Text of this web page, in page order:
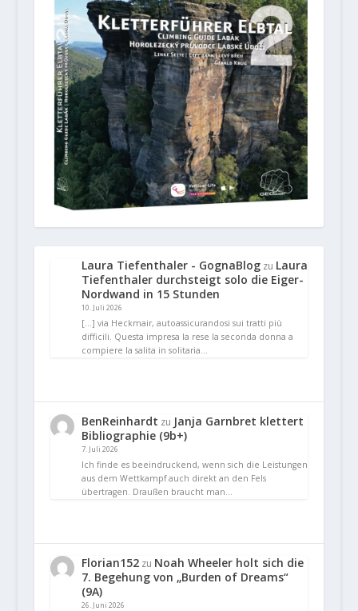
Laura Tiefenthaler - GognaBlogzu Laura
Tiefenthaler durchsteigt solo die Eiger-
Nordwand in 15 Stunden
10. Juli 2026
[…] via Heckmair, autoassicurandosi sui tratti più
difficili. Questa impresa la rese la seconda donna a
compiere la salita in solitaria…
BenReinhardt zu Janja Garnbret klettert
Bibliographie (9b+)
7. Juli 2026
Ich finde es beeindruckend, wenn sich die Leistungen
aus dem Wettkampf auch direkt an den Fels
übertragen. Draußen braucht man…
Florian152zu Noah Wheeler holt sich die
7. Begehung von „Burden of Dreams“
(9A)
26. Juni 2026